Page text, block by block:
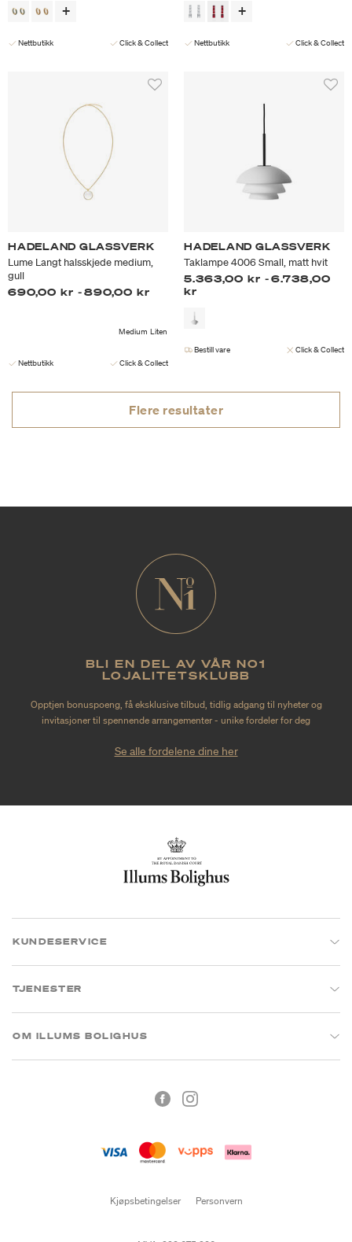
Nettbutikk Click & Collect Nettbutikk Click & Collect
HADELAND GLASSVERK
Lume Langt halsskjede medium,
gull
690,00 kr -890,00 kr
Medium Liten
Nettbutikk Click & Collect
HADELAND GLASSVERK
Taklampe 4006 Small, matt hvit
5.363,00 kr -6.738,00
kr
Bestill vare Click & Collect
Flere resultater
BLI EN DEL AV VÅR NO1
LOJALITETSKLUBB
Opptjen bonuspoeng, få eksklusive tilbud, tidlig adgang til nyheter og
invitasjoner til spennende arrangementer - unike fordeler for deg
Se alle fordelene dine her
KUNDESERVICE
TJENESTER
OM ILLUMS BOLIGHUS
Kjøpsbetingelser Personvern